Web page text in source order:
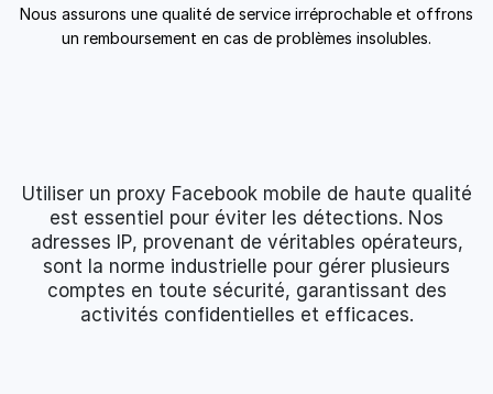
Nous assurons une qualité de service irréprochable et offrons
un remboursement en cas de problèmes insolubles.
Utiliser un proxy Facebook mobile de haute qualité
est essentiel pour éviter les détections. Nos
adresses IP, provenant de véritables opérateurs,
sont la norme industrielle pour gérer plusieurs
comptes en toute sécurité, garantissant des
activités confidentielles et efficaces.